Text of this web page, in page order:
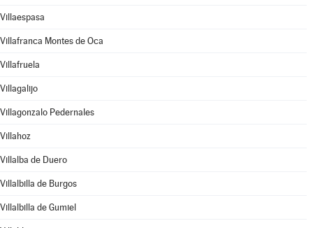
Villaespasa
Villafranca Montes de Oca
Villafruela
Villagalijo
Villagonzalo Pedernales
Villahoz
Villalba de Duero
Villalbilla de Burgos
Villalbilla de Gumiel